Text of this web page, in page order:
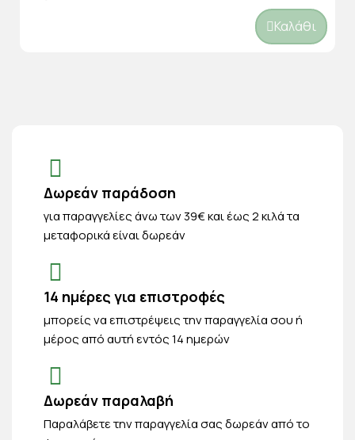
Καλάθι
Δωρεάν παράδοση
για παραγγελίες άνω των 39€ και έως 2 κιλά τα
μεταφορικά είναι δωρεάν
14 ημέρες για επιστροφές
μπορείς να επιστρέψεις την παραγγελία σου ή
μέρος από αυτή εντός 14 ημερών
Δωρεάν παραλαβή
Παραλάβετε την παραγγελία σας δωρεάν από το